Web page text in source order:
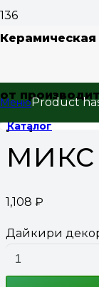
Керамическая
от
МенюProduct
Каталог
Home/плитка
микс
1,108 ₽
Дайкири